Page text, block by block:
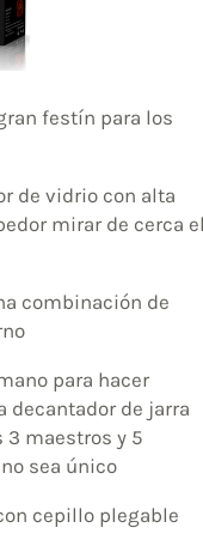
festín para los
de vidrio con alta
mirar de cerca
combinación de
para hacer
decantador de jarra
3 maestros y 5
sea único
cepillo plegable